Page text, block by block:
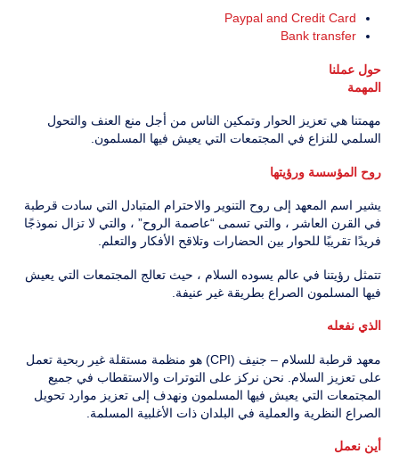
Paypal and Credit Card
Bank transfer
حول عملنا
المهمة
مهمتنا هي تعزيز الحوار وتمكين الناس من أجل منع العنف والتحول
السلمي للنزاع في المجتمعات التي يعيش فيها المسلمون.
روح المؤسسة ورؤيتها
يشير اسم المعهد إلى روح التنوير والاحترام المتبادل التي سادت قرطبة
في القرن العاشر ، والتي تسمى “عاصمة الروح” ، والتي لا تزال نموذجًا
فريدًا تقريبًا للحوار بين الحضارات وتلاقح الأفكار والتعلم.
تتمثل رؤيتنا في عالم يسوده السلام ، حيث تعالج المجتمعات التي يعيش
فيها المسلمون الصراع بطريقة غير عنيفة.
الذي نفعله
معهد قرطبة للسلام – جنيف (CPI) هو منظمة مستقلة غير ربحية تعمل
على تعزيز السلام. نحن نركز على التوترات والاستقطاب في جميع
المجتمعات التي يعيش فيها المسلمون ونهدف إلى تعزيز موارد تحويل
الصراع النظرية والعملية في البلدان ذات الأغلبية المسلمة.
أين نعمل